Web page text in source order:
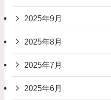
2025年9月
2025年8月
2025年7月
2025年6月